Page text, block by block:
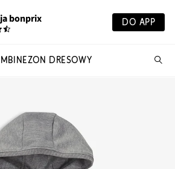
bonprix DO APP
DRESOWY